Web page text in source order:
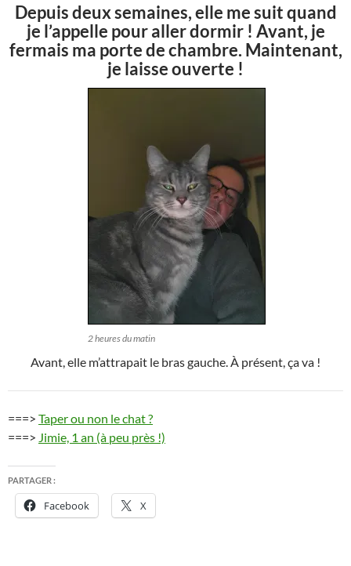
Depuis deux semaines, elle me suit quand
je l’appelle pour aller dormir ! Avant, je
fermais ma porte de chambre. Maintenant,
je laisse ouverte !
2 heures du matin
Avant, elle m’attrapait le bras gauche. À présent, ça va !
===> Taper ou non le chat ?
===> Jimie, 1 an (à peu près !)
PARTAGER :
Facebook X